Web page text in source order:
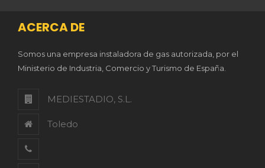
ACERCA DE
Somos una empresa instaladora de gas autorizada, por el
Ministerio de Industria, Comercio y Turismo de España.
MEDIESTADIO, S.L.
Toledo